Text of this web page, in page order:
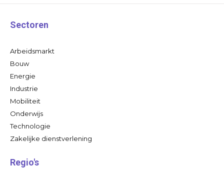
Sectoren
Arbeidsmarkt
Bouw
Energie
Industrie
Mobiliteit
Onderwijs
Technologie
Zakelijke dienstverlening
Regio's